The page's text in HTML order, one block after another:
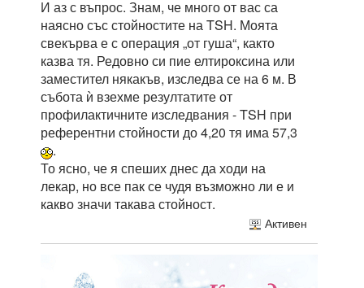
И аз с въпрос. Знам, че много от вас са
наясно със стойностите на TSH. Моята
свекърва е с операция „от гуша“, както
казва тя. Редовно си пие елтироксина или
заместител някакъв, изследва се на 6 м. В
събота ѝ взехме резултатите от
профилактичните изследвания - TSH при
референтни стойности до 4,20 тя има 57,3
.
То ясно, че я спеших днес да ходи на
лекар, но все пак се чудя възможно ли е и
какво значи такава стойност.
Активен